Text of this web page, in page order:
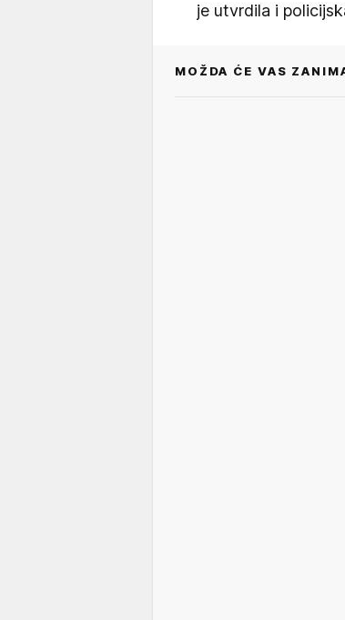
je utvrdila i
MOŽDA ĆE VAS